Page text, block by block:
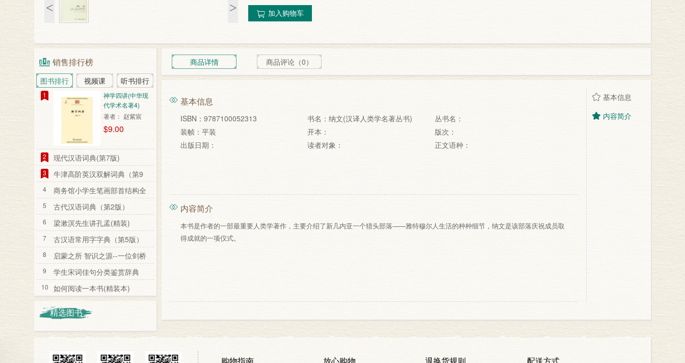
< > 加入购物车
销售排行榜
图书排行 视频课 听书排行
1
神学四讲(中华现
代学术名著4)
著者： 赵紫宸
$9.00
2 现代汉语词典(第7版)
3
牛津高阶英汉双解词典（第9
版）
4
商务馆小学生笔画部首结构全
笔顺字典
5 古代汉语词典（第2版）
6 梁漱溟先生讲孔孟(精装)
7 古汉语常用字字典（第5版）
8
启蒙之所 智识之源--一位剑桥
教授看剑桥
9 学生宋词佳句分类鉴赏辞典
10 如何阅读一本书(精装本)
精选图书
商品详情 商品评论（0）
基本信息
ISBN：9787100052313 书名：纳文(汉译人类学名著丛书)
丛书名：
装帧：平装
开本：
版次：
出版日期：
读者对象： 正文语种：
内容简介
本书是作者的一部最重要人类学著作，主要介绍了新几内亚一个猎头部落——雅特穆尔人生活的种种细节，纳文是该部落庆祝成员取
得成就的一项仪式。
基本信息
内容简介